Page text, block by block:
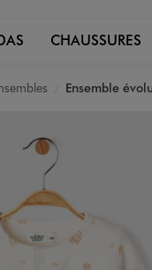
CHAUSSURES
Ensemble